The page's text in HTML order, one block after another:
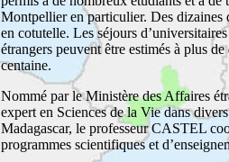
Montpellier en particulier. Des dizaines
en cotutelle. Les séjours
étrangers peuvent être estimés à plus
centaine.
Nommé par le Ministère des Affaires
expert en Sciences de la Vie dans
Madagascar, le professeur CASTEL
programmes scientifiques et